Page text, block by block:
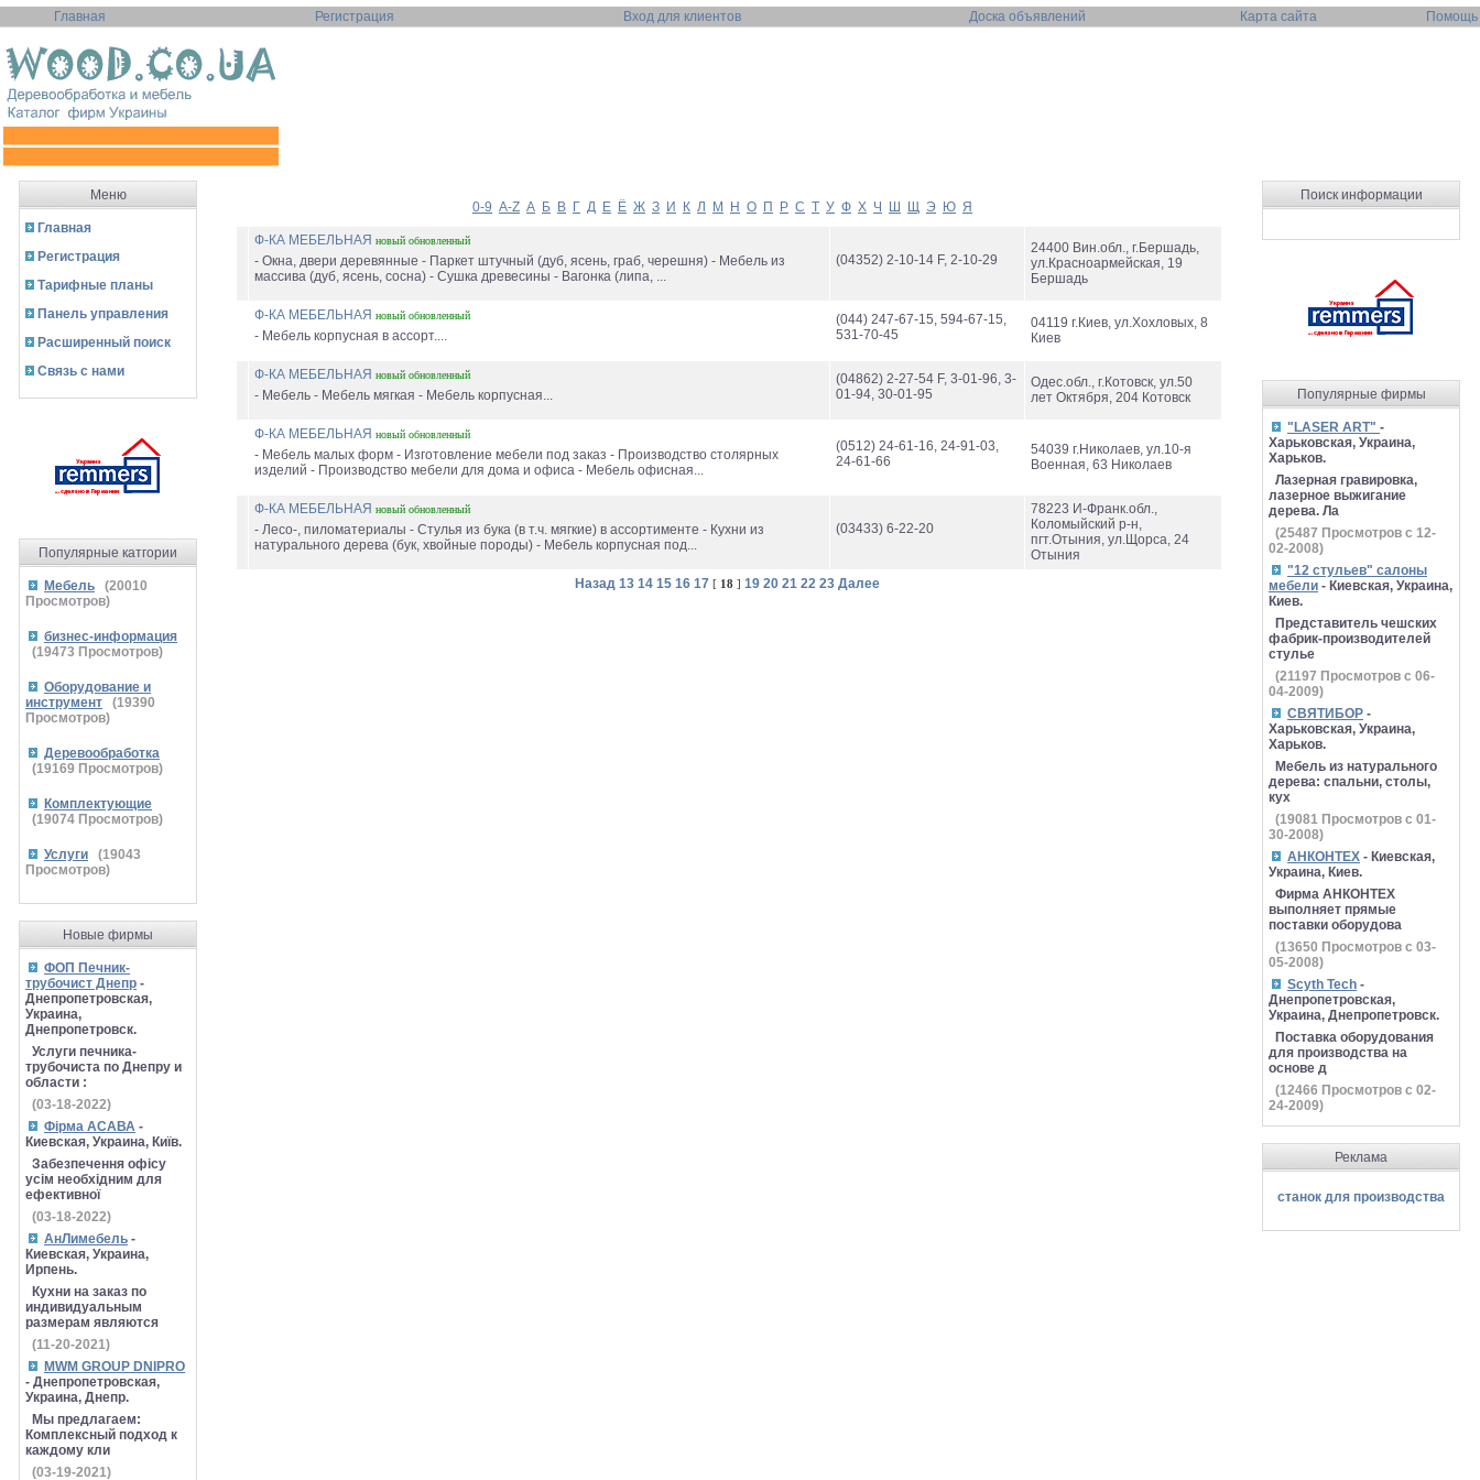
Главная Регистрация Вход для клиентов Доска объявлений Карта сайта Помощь
Меню
Главная
Регистрация
Тарифные планы
Панель управления
Расширенный поиск
Связь с нами
Популярные катгории
Мебель (20010
Просмотров)
бизнес-информация
(19473 Просмотров)
Оборудование и
инструмент
(19390
Просмотров)
Деревообработка
(19169 Просмотров)
Комплектующие
(19074 Просмотров)
Услуги (19043
Просмотров)
Новые фирмы
ФОП Печник-
трубочист Днепр -
Днепропетровская,
Украина,
Днепропетровск.
Услуги печника-
трубочиста по Днепру и
области :
(03-18-2022)
Фірма АСАВА -
Киевская, Украина, Київ.
Забезпечення офісу
усім необхідним для
ефективної
(03-18-2022)
АнЛимебель -
Киевская, Украина,
Ирпень.
Кухни на заказ по
индивидуальным
размерам являются
(11-20-2021)
MWM GROUP DNIPRO
- Днепропетровская,
Украина, Днепр.
Мы предлагаем:
Комплексный подход к
каждому кли
(03-19-2021)
0-9 A-Z А Б В Г Д Е Ё Ж З И К Л М Н О П Р С Т У Ф Х Ч Ш Щ Э Ю Я
Ф-КА МЕБЕЛЬНАЯ новый обновленный
- Окна, двери деревянные - Паркет штучный (дуб, ясень, граб, черешня) - Мебель из
массива (дуб, ясень, сосна) - Сушка древесины - Вагонка (липа, ...
(04352) 2-10-14 F, 2-10-29
24400 Вин.обл., г.Бершадь,
ул.Красноармейская, 19
Бершадь
Ф-КА МЕБЕЛЬНАЯ новый обновленный
- Мебель корпусная в ассорт....
(044) 247-67-15, 594-67-15,
531-70-45
04119 г.Киев, ул.Хохловых, 8
Киев
Ф-КА МЕБЕЛЬНАЯ новый обновленный
- Мебель - Мебель мягкая - Мебель корпусная...
(04862) 2-27-54 F, 3-01-96, 3-
01-94, 30-01-95
Одес.обл., г.Котовск, ул.50
лет Октября, 204 Котовск
Ф-КА МЕБЕЛЬНАЯ новый обновленный
- Мебель малых форм - Изготовление мебели под заказ - Производство столярных
изделий - Производство мебели для дома и офиса - Мебель офисная...
(0512) 24-61-16, 24-91-03,
24-61-66
54039 г.Николаев, ул.10-я
Военная, 63 Николаев
Ф-КА МЕБЕЛЬНАЯ новый обновленный
- Лесо-, пиломатериалы - Стулья из бука (в т.ч. мягкие) в ассортименте - Кухни из
натурального дерева (бук, хвойные породы) - Мебель корпусная под...
(03433) 6-22-20
78223 И-Франк.обл.,
Коломыйский р-н,
пгт.Отыния, ул.Щорса, 24
Отыния
Назад 13 14 15 16 17 [ 18 ] 19 20 21 22 23 Далее
Поиск информации
Популярные фирмы
"LASER ART" -
Харьковская, Украина,
Харьков.
Лазерная гравировка,
лазерное выжигание
дерева. Ла
(25487 Просмотров с 12-
02-2008)
"12 стульев" салоны
мебели - Киевская, Украина,
Киев.
Представитель чешских
фабрик-производителей
стулье
(21197 Просмотров с 06-
04-2009)
СВЯТИБОР -
Харьковская, Украина,
Харьков.
Мебель из натурального
дерева: спальни, столы,
кух
(19081 Просмотров с 01-
30-2008)
АНКОНТЕХ - Киевская,
Украина, Киев.
Фирма АНКОНТЕХ
выполняет прямые
поставки оборудова
(13650 Просмотров с 03-
05-2008)
Scyth Tech -
Днепропетровская,
Украина, Днепропетровск.
Поставка оборудования
для производства на
основе д
(12466 Просмотров с 02-
24-2009)
Реклама
станок для производства